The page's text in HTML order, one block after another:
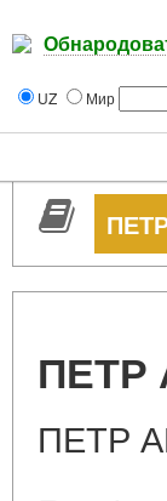
UZ Мир
ПЕТР
ПЕТР